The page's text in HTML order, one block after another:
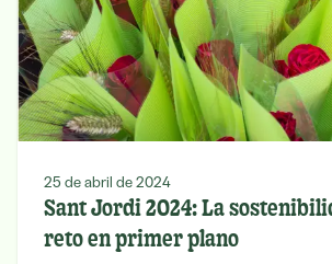
25 de abril de 2024
Sant Jordi 2024: La
reto en primer plano